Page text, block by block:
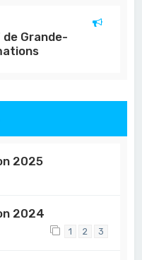
Grande-
2025
2024
1 2 3